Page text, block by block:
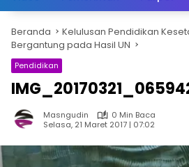
Beranda
Kelulusan Pendidikan
Bergantung pada Hasil UN
Pendidikan
Masngudin
0 Min Baca
Selasa, 21 Maret 2017 | 07:02